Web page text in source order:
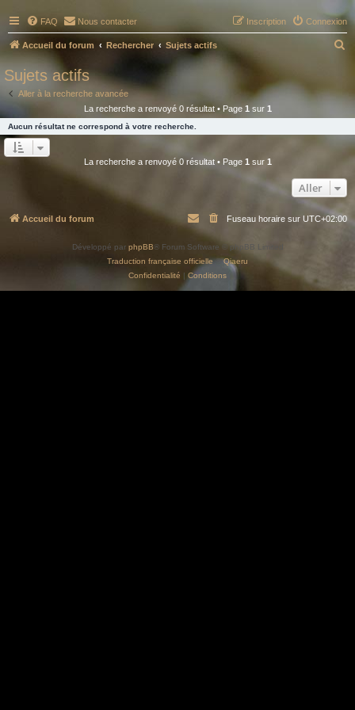
FAQ Nous contacter Connexion
Inscription
Accueil du forum Rechercher Sujets actifs
e
e
r
Sujets actifs
Aller à la recherche avancée
La recherche a renvoyé 0 résultat • Page 1sur 1
Aucun résultat ne correspond à votre recherche.
La recherche a renvoyé 0 résultat • Page 1 sur 1
Aller
Accueil du forum Fuseau horaire sur UTC+02:00
Développé par phpBB® Forum Software © phpBB Limited
Traduction française officielle©Qiaeru
Confidentialité | Conditions